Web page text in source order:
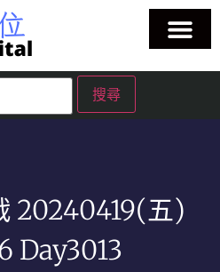
20240419(五)
Day3013